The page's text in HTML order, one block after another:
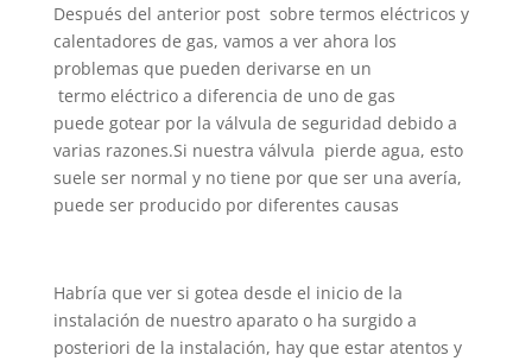
Después del anterior post sobre termos eléctricos y
calentadores de gas, vamos a ver ahora los
problemas que pueden derivarse en un
termo eléctrico a diferencia de uno de gas
puede gotear por la válvula de seguridad debido a
varias razones.Si nuestra válvula pierde agua, esto
suele ser normal y no tiene por que ser una avería,
puede ser producido por diferentes causas
Habría que ver si gotea desde el inicio de la
instalación de nuestro aparato o ha surgido a
posteriori de la instalación, hay que estar atentos y